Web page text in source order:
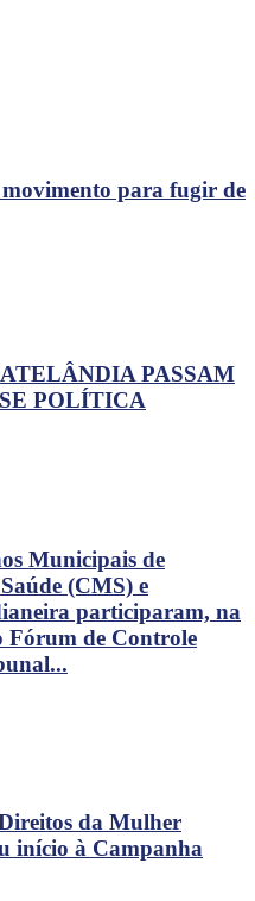
para fugir de
PASSAM
POLÍTICA
Municipais de
(CMS) e
participaram, na
Fórum de Controle
da Mulher
início à Campanha